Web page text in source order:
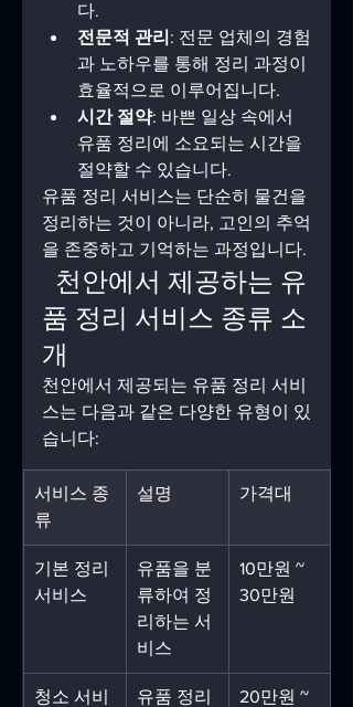
다.
전문적 관리 : 전문 업체의 경험
과 노하우를 통해 정리 과정이
효율적으로 이루어집니다.
시간 절약: 바쁜 일상 속에서
유품 정리에 소요되는 시간을
절약할 수 있습니다.
유품 정리 서비스는 단순히 물건을
정리하는 것이 아니라, 고인의 추억
을 존중하고 기억하는 과정입니다.
품 정리 서비스 종류 소
개
천안에서 제공되는 유품 정리 서비
스는 다음과 같은 다양한 유형이 있
습니다:
서비스 종
류
설명 가격대
기본 정리
서비스
유품을 분
류하여 정
리하는 서
비스
10만원 ~
30만원
청소 서비
유품 정리
20만원 ~